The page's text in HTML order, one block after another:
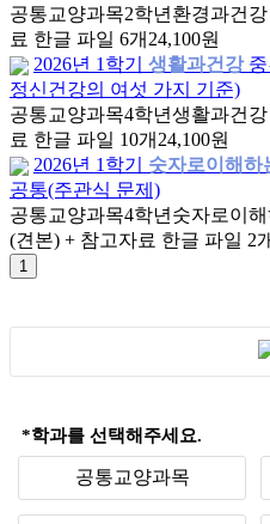
공통교양과목2학년 환경과건
료 한글 파일 6개 24,100원
2026년 1학기
생활과건강
정신건강의 여섯 가지 기준)
공통교양과목4학년생활과건
료 한글 파일 10개 24,100원
2026년 1학기
숫자로이해하
공통(주관식 문제)
공통교양과목4학년 숫자로이
(견본) + 참고자료 한글 파일 2
*학과를 선택해주세요.
공통교양과목